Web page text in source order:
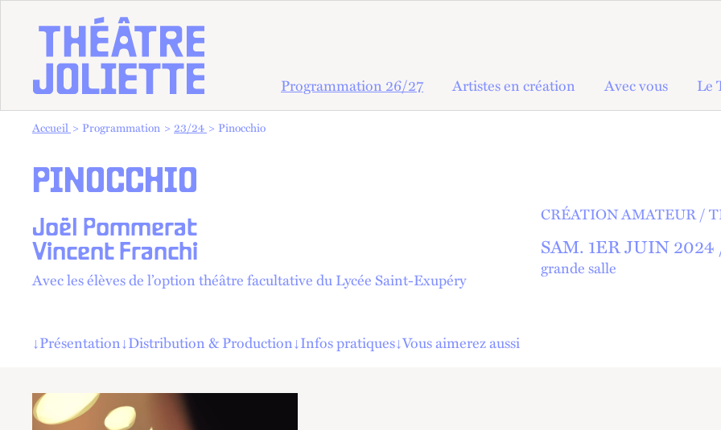
Programmation 26/27 Artistes en création Avec vous Le
Vous êtes dans :
Accueil Programmation 23/24 Pinocchio
PINOCCHIO
Joël Pommerat
Vincent Franchi
Avec les élèves de l’option théâtre facultative du Lycée Saint-Exupéry
CRÉATION AMATEUR
SAM. 1ERJUIN
grande salle
↓Présentation↓Distribution & Production↓Infos pratiques↓Vous aimerez aussi